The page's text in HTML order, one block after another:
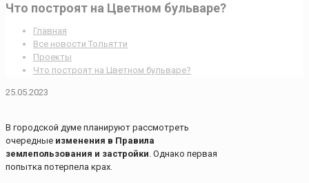
Что построят на Цветном бульваре?
Главная
Все новости Тольятти
Проекты
Что построят на Цветном бульваре?
25.05.2023
В городской думе планируют рассмотреть
очередные изменения в Правила
землепользования и застройки. Однако первая
попытка потерпела крах.